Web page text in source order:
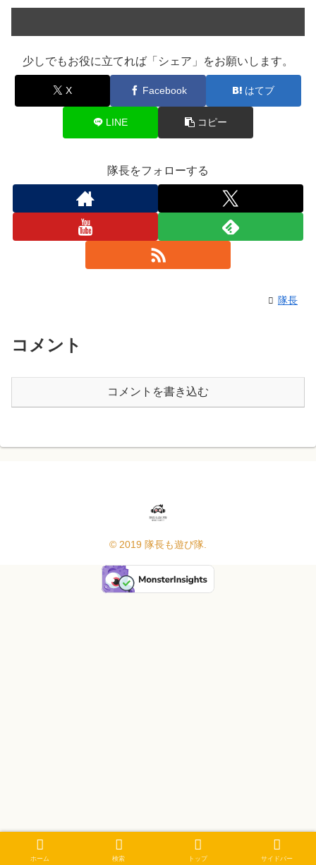
少しでもお役に立てれば「シェア」をお願いします。
X Facebook はてブ
LINE コピー
隊長をフォローする
隊長
コメント
コメントを書き込む
© 2019 隊長も遊び隊.
ホーム 検索 トップ サイドバー